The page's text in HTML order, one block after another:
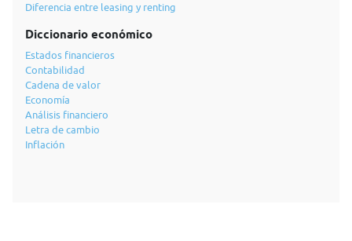
Diferencia entre leasing y renting
Diccionario económico
Estados financieros
Contabilidad
Cadena de valor
Economía
Análisis financiero
Letra de cambio
Inflación